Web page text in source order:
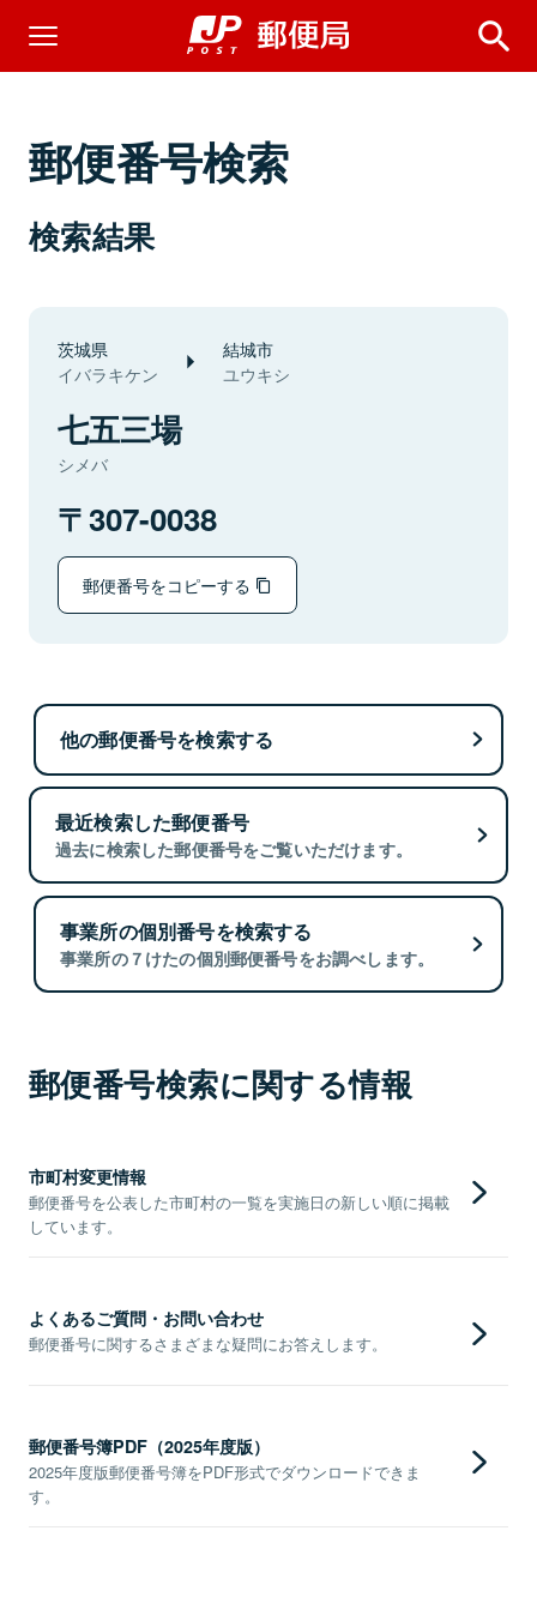
郵便番号検索
検索結果
茨城県
イバラキケン
結城市
ユウキシ
七五三場
シメバ
307-0038
郵便番号をコピーする
他の郵便番号を検索する
最近検索した郵便番号
過去に検索した郵便番号をご覧いただけます。
事業所の個別番号を検索する
事業所の７けたの個別郵便番号をお調べします。
郵便番号検索に関する情報
市町村変更情報
郵便番号を公表した市町村の一覧を実施日の新しい順に掲載
しています。
よくあるご質問・お問い合わせ
郵便番号に関するさまざまな疑問にお答えします。
郵便番号簿PDF（2025年度版）
2025年度版郵便番号簿をPDF形式でダウンロードできま
す。